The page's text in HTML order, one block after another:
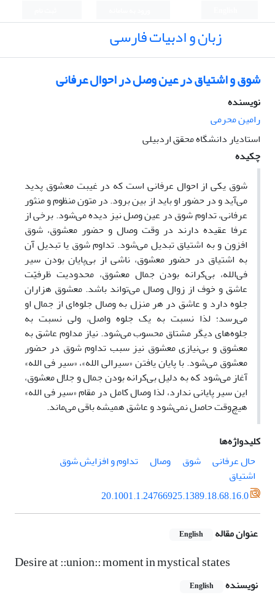
زبان و ادبیات فارسی
شوق و اشتیاق در عین وصل در احوال عرفانی
نویسنده
رامین محرمی
استادیار دانشگاه محقق اردبیلی
چکیده
شوق یکی از احوال عرفانی است که در غیبت معشوق پدید
می‌آید و در حضور او باید از بین برود. در متون منظوم و منثور
عرفانی، تداوم شوق در عین وصل نیز دیده می‌شود. برخی از
عرفا عقیده دارند در وقت وصال و حضور معشوق، شوق
افزون و به اشتیاق تبدیل می‌شود. تداوم شوق یا تبدیل آن
به اشتیاق در حضور معشوق، ناشی از بی‌پایان بودن سیر
فی‌الله، بی‌کرانه بودن جمال معشوق، محدودیت ظرفیّت
عاشق و خوف از زوال وصال می‌تواند باشد. معشوق هزاران
جلوه دارد و عاشق در هر منزل به وصال جلوه‌ای از جمال او
می‌رسد؛ لذا نسبت به یک جلوه واصل، ولی نسبت به
جلوه‌های دیگر مشتاق محسوب می‌شود. نیاز مداوم عاشق به
معشوق و بی‌نیازی معشوق نیز سبب تداوم شوق در حضور
معشوق می‌شود. با پایان یافتن «سیرالی الله»، «سیر فی الله»
آغاز می‌شود که به دلیل بی‌کرانه بودن جمال و جلال معشوق،
این سیر پایانی ندارد، لذا وصال کامل در مقام «سیر فی الله»
هیچ‌وقت حاصل نمی‌شود و عاشق همیشه باقی می‌ماند.
کلیدواژه‌ها
حال عرفانی
شوق وصال
تداوم و افزایش شوق
اشتیاق
20.1001.1.24766925.1389.18.68.16.0
عنوان مقاله English
Desire at ::union:: moment in mystical states
نویسنده English